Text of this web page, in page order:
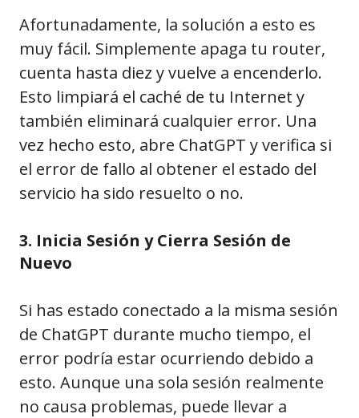
Afortunadamente, la solución a esto es
muy fácil. Simplemente apaga tu router,
cuenta hasta diez y vuelve a encenderlo.
Esto limpiará el caché de tu Internet y
también eliminará cualquier error. Una
vez hecho esto, abre ChatGPT y verifica si
el error de fallo al obtener el estado del
servicio ha sido resuelto o no.
3. Inicia Sesión y Cierra Sesión de
Nuevo
Si has estado conectado a la misma sesión
de ChatGPT durante mucho tiempo, el
error podría estar ocurriendo debido a
esto. Aunque una sola sesión realmente
no causa problemas, puede llevar a